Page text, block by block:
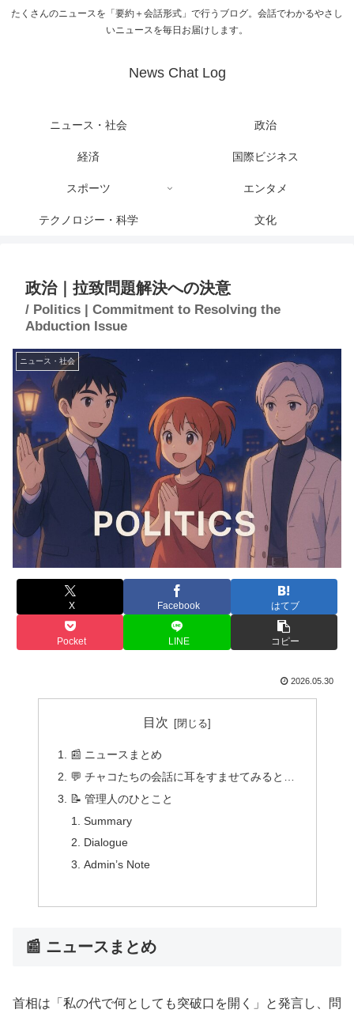
たくさんのニュースを「要約＋会話形式」で行うブログ。会話でわかるやさし
いニュースを毎日お届けします。
News Chat Log
ニュース・社会 政治
経済 国際ビジネス
スポーツ エンタメ
テクノロジー・科学 文化
政治｜拉致問題解決への決意
/ Politics | Commitment to Resolving the
Abduction Issue
ニュース・社会
X Facebook はてブ
Pocket LINE コピー
2026.05.30
目次
📰 ニュースまとめ
💬 チャコたちの会話に耳をすませてみると…
📝 管理人のひとこと
Summary
Dialogue
Admin’s Note
📰 ニュースまとめ
首相は「私の代で何としても突破口を開く」と発言し、問